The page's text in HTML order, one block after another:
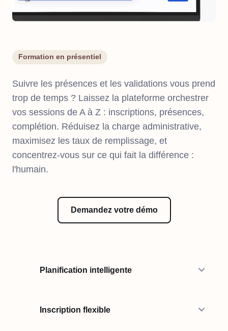
Formation en présentiel
Suivre les présences et les validations vous prend
trop de temps ? Laissez la plateforme orchestrer
vos sessions de A à Z : inscriptions, présences,
complétion. Réduisez la charge administrative,
maximisez les taux de remplissage, et
concentrez-vous sur ce qui fait la différence :
l'humain.
Demandez votre démo
Planification intelligente
Inscription flexible